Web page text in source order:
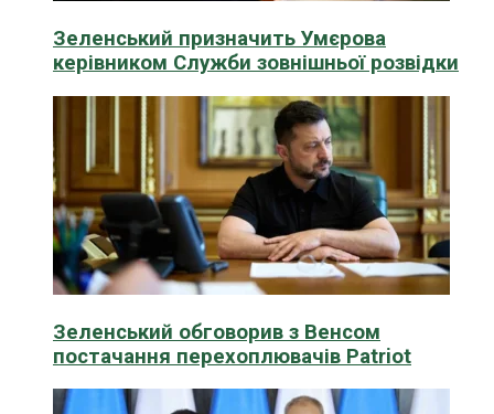
Зеленський призначить Умєрова
керівником Служби зовнішньої розвідки
Зеленський обговорив з Венсом
постачання перехоплювачів Patriot